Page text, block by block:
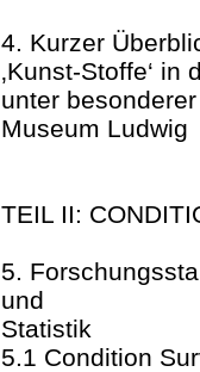
4. Kurzer
‚Kunst-Stoffe‘
unter
Museum Ludwig
TEIL II:
5.
und
Statistik
5.1 Condition